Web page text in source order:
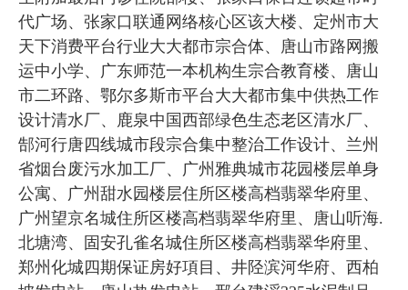
代广场、张家口联通网络核心区该大楼、定州市大
天下消费平台行业大大都市宗合体、唐山市路网搬
运中小学、广东师范一本机构生宗合教育楼、唐山
市二环路、鄂尔多斯市平台大大都市集中供热工作
设计清水厂、鹿泉中国西部绿色生态老区清水厂、
郜河行唐四线城市段宗合集中整治工作设计、兰州
省烟台废污水加工厂、广州雅典城市花园楼层单身
公寓、广州甜水园楼层住所区楼高档翡翠华府里、
广州望京名城住所区楼高档翡翠华府里、唐山听海.
北塘湾、固安孔雀名城住所区楼高档翡翠华府里、
郑州化城四期保证房好項目、井陉滨河华府、西柏